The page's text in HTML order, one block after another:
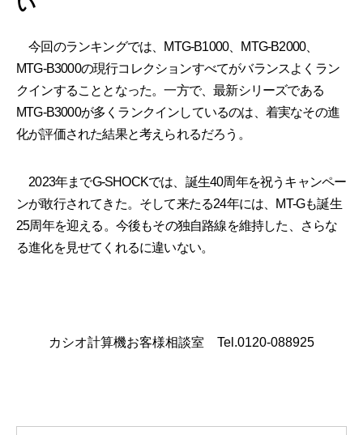
今回のランキングでは、MTG-B1000、MTG-B2000、
MTG-B3000の現行コレクションすべてがバランスよくラン
クインすることとなった。一方で、最新シリーズである
MTG-B3000が多くランクインしているのは、着実なその進
化が評価された結果と考えられるだろう。
2023年までG-SHOCKでは、誕生40周年を祝うキャンペー
ンが敢行されてきた。そして来たる24年には、MT-Gも誕生
25周年を迎える。今後もその独自路線を維持した、さらな
る進化を見せてくれるに違いない。
カシオ計算機お客様相談室 Tel.0120-088925